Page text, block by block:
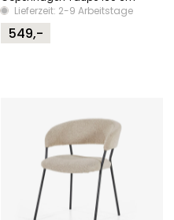
Lieferzeit: 2-9 Arbeitstage
549,-